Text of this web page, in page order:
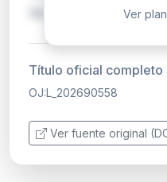
Ver
Título oficial completo
OJ:L_202690558
Ver fuente original